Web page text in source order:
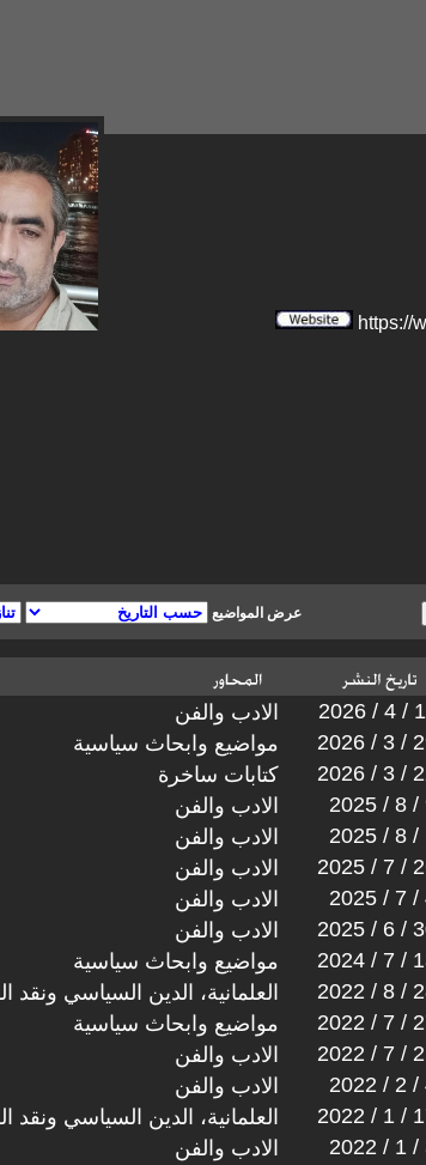
عرض المواضيع
الادب والفن 2026 / 4 /
مواضيع وابحاث سياسية
2026 / 3 /
كتابات ساخرة
2026 / 3 /
الادب والفن
2025 / 8 /
الادب والفن
2025 / 8 /
الادب والفن
2025 / 7 /
الادب والفن
2025 / 7 /
الادب والفن
2025 / 6 /
مواضيع وابحاث سياسية
2024 / 7 /
العلمانية، الدين السياسي ونقد
2022 / 8 /
مواضيع وابحاث سياسية
2022 / 7 /
الادب والفن
2022 / 7 /
الادب والفن
2022 / 2 /
العلمانية، الدين السياسي ونقد
2022 / 1 /
الادب والفن
2022 / 1 /